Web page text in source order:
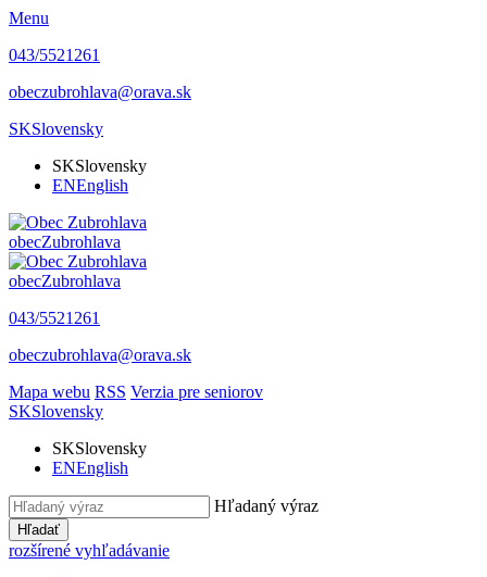
Menu
043/5521261
obeczubrohlava@orava.sk
SKSlovensky
SKSlovensky
ENEnglish
obecZubrohlava
obecZubrohlava
043/5521261
obeczubrohlava@orava.sk
Mapa webu RSS Verzia pre seniorov
SKSlovensky
SKSlovensky
ENEnglish
Hľadaný výraz
Hľadať
rozšírené vyhľadávanie